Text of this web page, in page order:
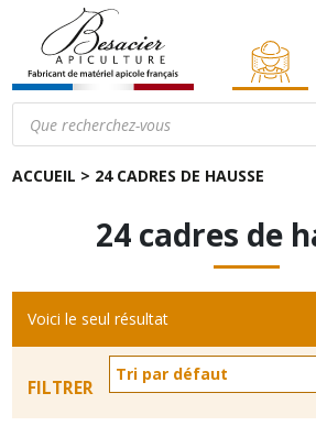
Recherche
produits
ACCUEIL > 24 CADRES DE HAUSSE
24 cadres de
Voici le seul résultat
FILTRER